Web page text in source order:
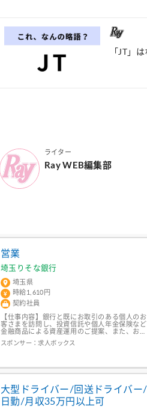
「JT」
ライター
Ray WEB編集部
営業
埼玉りそな銀行
埼玉県
時給1,610円
契約社員
【仕事内容】銀行と既にお取引のある個人のお
客さまを訪問し、投資信託や個人年金保険など
金融商品による資産運用のご提案、また、お客
さまのニーズに応じて相続対策やローンなどの
提案を行うお仕事です。飛び込み営業はありま
休日出勤” なし! 自分でスケジュールを管理! 家
庭と両立OK 土日祝...
スポンサー：求人ボックス
大型ドライバー/回送ドライバー/
日勤/月収35万円以上可